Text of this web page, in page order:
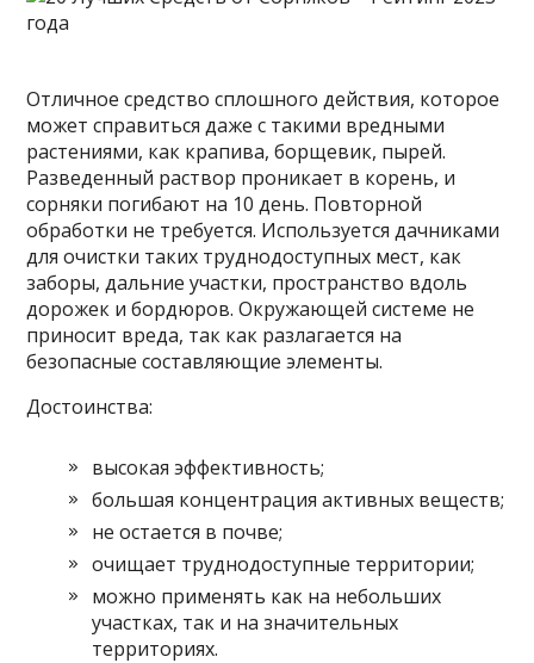
Отличное средство сплошного действия, которое
может справиться даже с такими вредными
растениями, как крапива, борщевик, пырей.
Разведенный раствор проникает в корень, и
сорняки погибают на 10 день. Повторной
обработки не требуется. Используется дачниками
для очистки таких труднодоступных мест, как
заборы, дальние участки, пространство вдоль
дорожек и бордюров. Окружающей системе не
приносит вреда, так как разлагается на
безопасные составляющие элементы.
Достоинства:
высокая эффективность;
большая концентрация активных веществ;
не остается в почве;
очищает труднодоступные территории;
можно применять как на небольших
участках, так и на значительных
территориях.